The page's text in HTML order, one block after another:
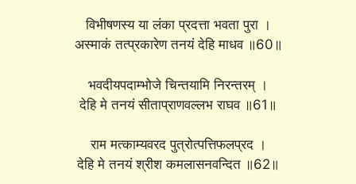
विभीषणस्य या लंका प्रदत्ता भवता पुरा ।
अस्माकं तत्प्रकारेण तनयं देहि माधव ॥60॥
भवदीयपदाम्भोजे चिन्तयामि निरन्तरम् ।
देहि मे तनयं सीताप्राणवल्लभ राघव ॥61॥
राम मत्काम्यवरद पुत्रोत्पत्तिफलप्रद ।
देहि मे तनयं श्रीश कमलासनवन्दित ॥62॥